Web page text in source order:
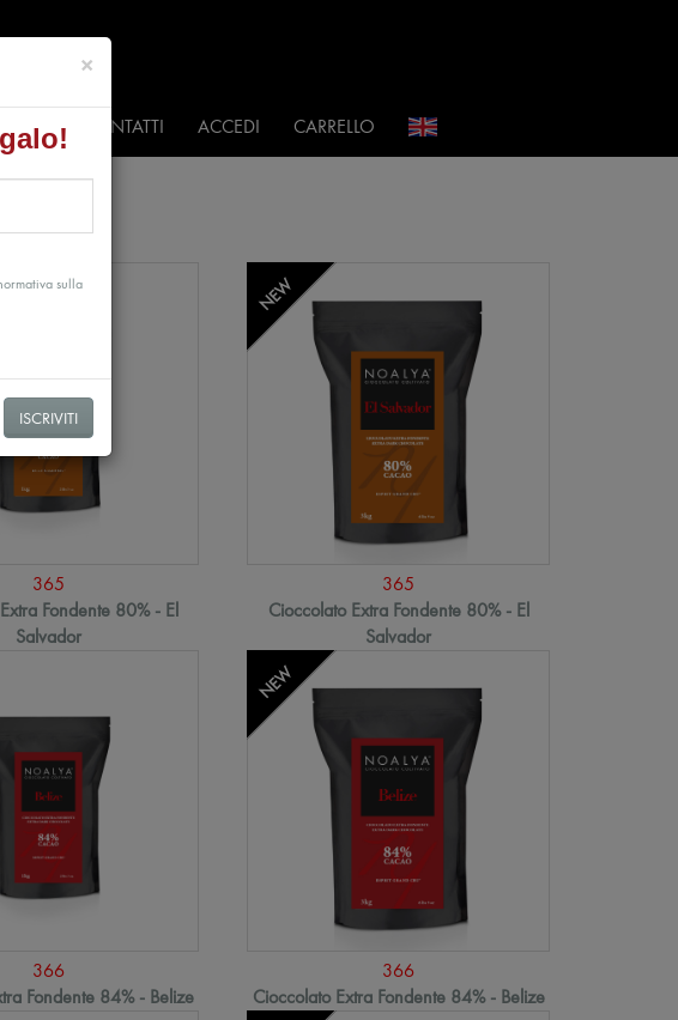
CONTATTI ACCEDI CARRELLO
365
Fondente 80% - El
Salvador
NEW
365
Cioccolato Extra Fondente 80% - El
Salvador
366
Fondente 84% - Belize
NEW
366
Cioccolato Extra Fondente 84% - Belize
×
sulla
ISCRIVITI